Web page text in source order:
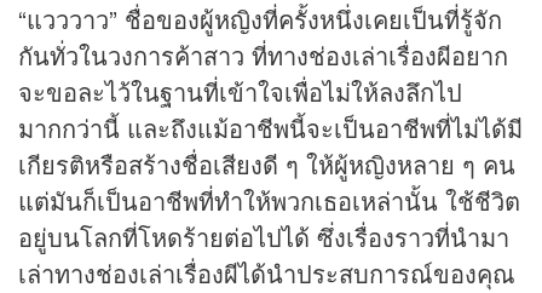
“แวววาว” ชื่อของผู้หญิงที่ครั้งหนึ่งเคยเป็นที่รู้จัก
กันทั่วในวงการค้าสาว ที่ทางช่องเล่าเรื่องผีอยาก
จะขอละไว้ในฐานที่เข้าใจเพื่อไม่ให้ลงลึกไป
มากกว่านี้ และถึงแม้อาชีพนี้จะเป็นอาชีพที่ไม่ได้มี
เกียรติหรือสร้างชื่อเสียงดี ๆ ให้ผู้หญิงหลาย ๆ คน
แต่มันก็เป็นอาชีพที่ทำให้พวกเธอเหล่านั้น ใช้ชีวิต
อยู่บนโลกที่โหดร้ายต่อไปได้ ซึ่งเรื่องราวที่นำมา
เล่าทางช่องเล่าเรื่องผีได้นำประสบการณ์ของคุณ